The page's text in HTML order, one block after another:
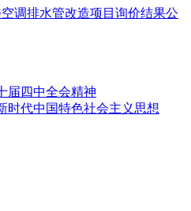
调排水管改造项目询价结果公
届四中全会精神
时代中国特色社会主义思想